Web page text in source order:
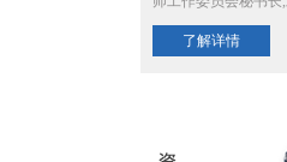
了解详情